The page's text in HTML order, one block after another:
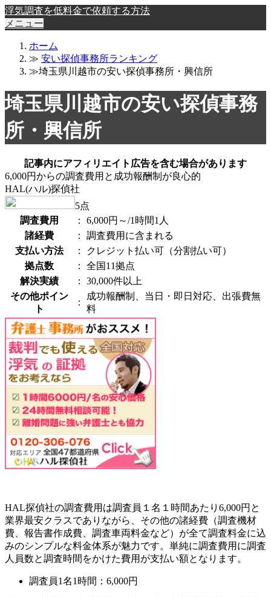
浮気調査を低料金で依頼する方法
メニュー
ホーム
≫ 安い探偵事務所ランキング
≫埼玉県川越市の安い探偵事務所・興信所
埼玉県川越市の安い探偵事務
所・興信所
記事内にアフィリエイト広告を含む場合があります
6,000円からの調査費用と成功報酬制が良心的
HAL(ハル)探偵社
5点
調査費用
：
6,000円～/1時間1人
諸経費
：
調査費用に含まれる
支払い方法
：
クレジット払い可（分割払い可）
拠点数
：
全国11拠点
解決実績
：
30,000件以上
その他ポイン
ト
：
成功報酬制、当日・即日対応、出張費無
料
HAL探偵社の調査費用は調査員１名１時間あたり6,000円と
業界最安クラスでありながら、その他の諸経費（調査機材
費、報告書作成費、調査車両料金など）が全て調査料金に込
みのシンプルな料金体系が魅力です。単純に調査費用に調査
人員数と調査時間をかけた費用が支払い額となります。
調査員1名1時間： 6,000円